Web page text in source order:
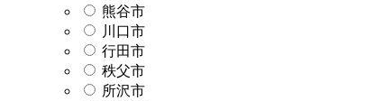
熊谷市
川口市
行田市
秩父市
所沢市